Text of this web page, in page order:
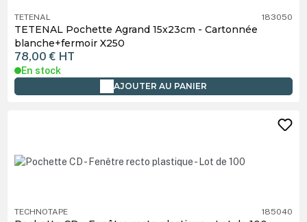
TETENAL 183050
TETENAL Pochette Agrand 15x23cm - Cartonnée
blanche+fermoir X250
78,00 € HT
En stock
AJOUTER AU PANIER
TECHNOTAPE 185040